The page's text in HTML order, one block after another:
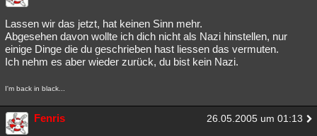
Spiritualität Verschwörungen Technologie
Natur Umfragen Unterhaltung
Philosophie
Astronomie Gaming Filme
Lassen wir das jetzt, hat keinen Sinn mehr.
Abgesehen davon wollte ich dich nicht als Nazi hinstellen, nur
einige Dinge die du geschrieben hast liessen das vermuten.
Ich nehm es aber wieder zurück, du bist kein Nazi.
I'm back in black...
Fenris 26.05.2005 um 01:13